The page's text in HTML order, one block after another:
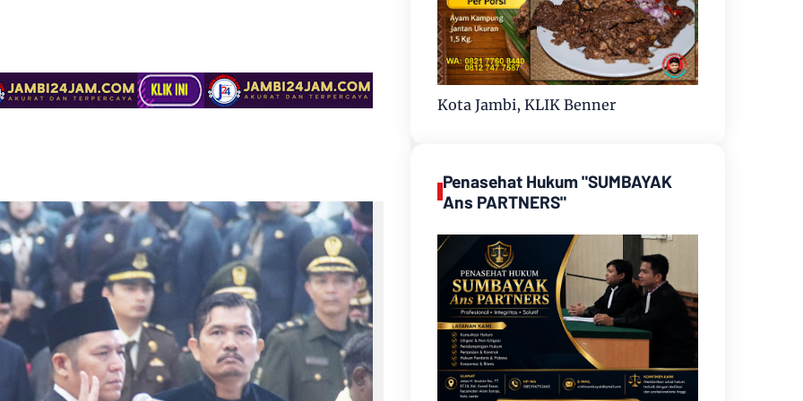
Kota Jambi, KLIK Benner
Penasehat Hukum "SUMBAYAK
Ans PARTNERS"